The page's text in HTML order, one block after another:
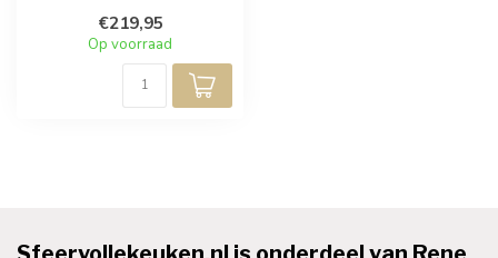
gemaak...
€219,95
Op voorraad